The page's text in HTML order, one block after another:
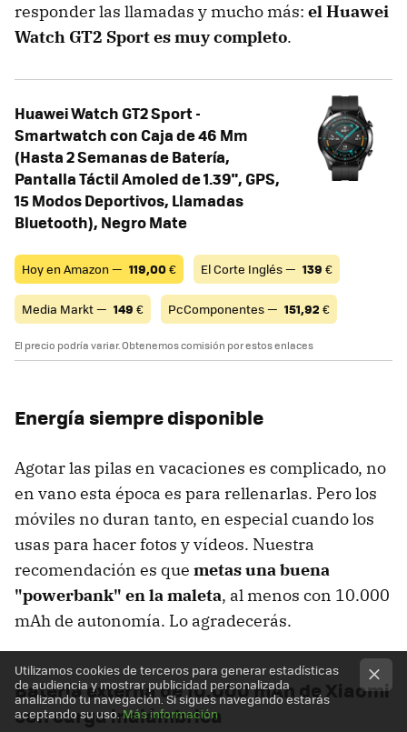
responder las llamadas y mucho más: el Huawei
Watch GT2 Sport es muy completo.
Huawei Watch GT2 Sport -
Smartwatch con Caja de 46 Mm
(Hasta 2 Semanas de Batería,
Pantalla Táctil Amoled de 1.39", GPS,
15 Modos Deportivos, Llamadas
Bluetooth), Negro Mate
Hoy en Amazon — 119,00€ El Corte Inglés — 139 €
Media Markt — 149 € PcComponentes — 151,92 €
El precio podría variar. Obtenemos comisión por estos enlaces
Energía siempre disponible
Agotar las pilas en vacaciones es complicado, no
en vano esta época es para rellenarlas. Pero los
móviles no duran tanto, en especial cuando los
usas para hacer fotos y vídeos. Nuestra
recomendación es que metas una buena
"powerbank" en la maleta, al menos con 10.000
mAh de autonomía. Lo agradecerás.
Batería externa de 10.000 mAh de Xiaomi
con carga inalámbrica
Utilizamos cookies de terceros para generar estadísticas
de audiencia y mostrar publicidad personalizada
analizando tu navegación. Si sigues navegando estarás
aceptando su uso.Más información